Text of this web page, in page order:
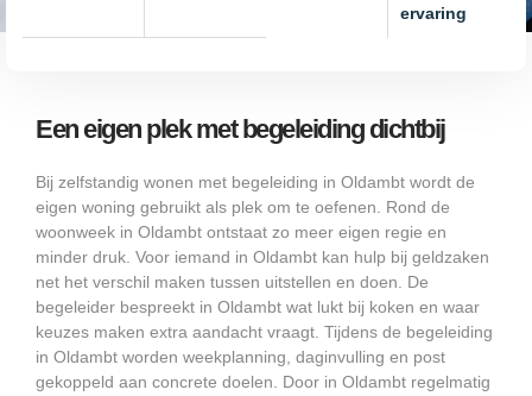
ervaring
Een eigen plek met begeleiding dichtbij
Bij zelfstandig wonen met begeleiding in Oldambt wordt de
eigen woning gebruikt als plek om te oefenen. Rond de
woonweek in Oldambt ontstaat zo meer eigen regie en
minder druk. Voor iemand in Oldambt kan hulp bij geldzaken
net het verschil maken tussen uitstellen en doen. De
begeleider bespreekt in Oldambt wat lukt bij koken en waar
keuzes maken extra aandacht vraagt. Tijdens de begeleiding
in Oldambt worden weekplanning, daginvulling en post
gekoppeld aan concrete doelen. Door in Oldambt regelmatig